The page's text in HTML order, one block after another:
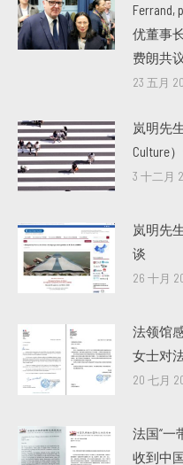
Ferrand,
优董事
费朗共
23 五月
岚明先
Culture
3 十二月
岚明先
谈
26 十月
法领馆
女士对
20 七月
法国“一
收到中